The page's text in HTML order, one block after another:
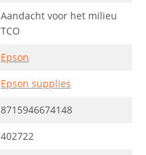
Aandacht voor het milieu
TCO
Epson
Epson supplies
8715946674148
402722